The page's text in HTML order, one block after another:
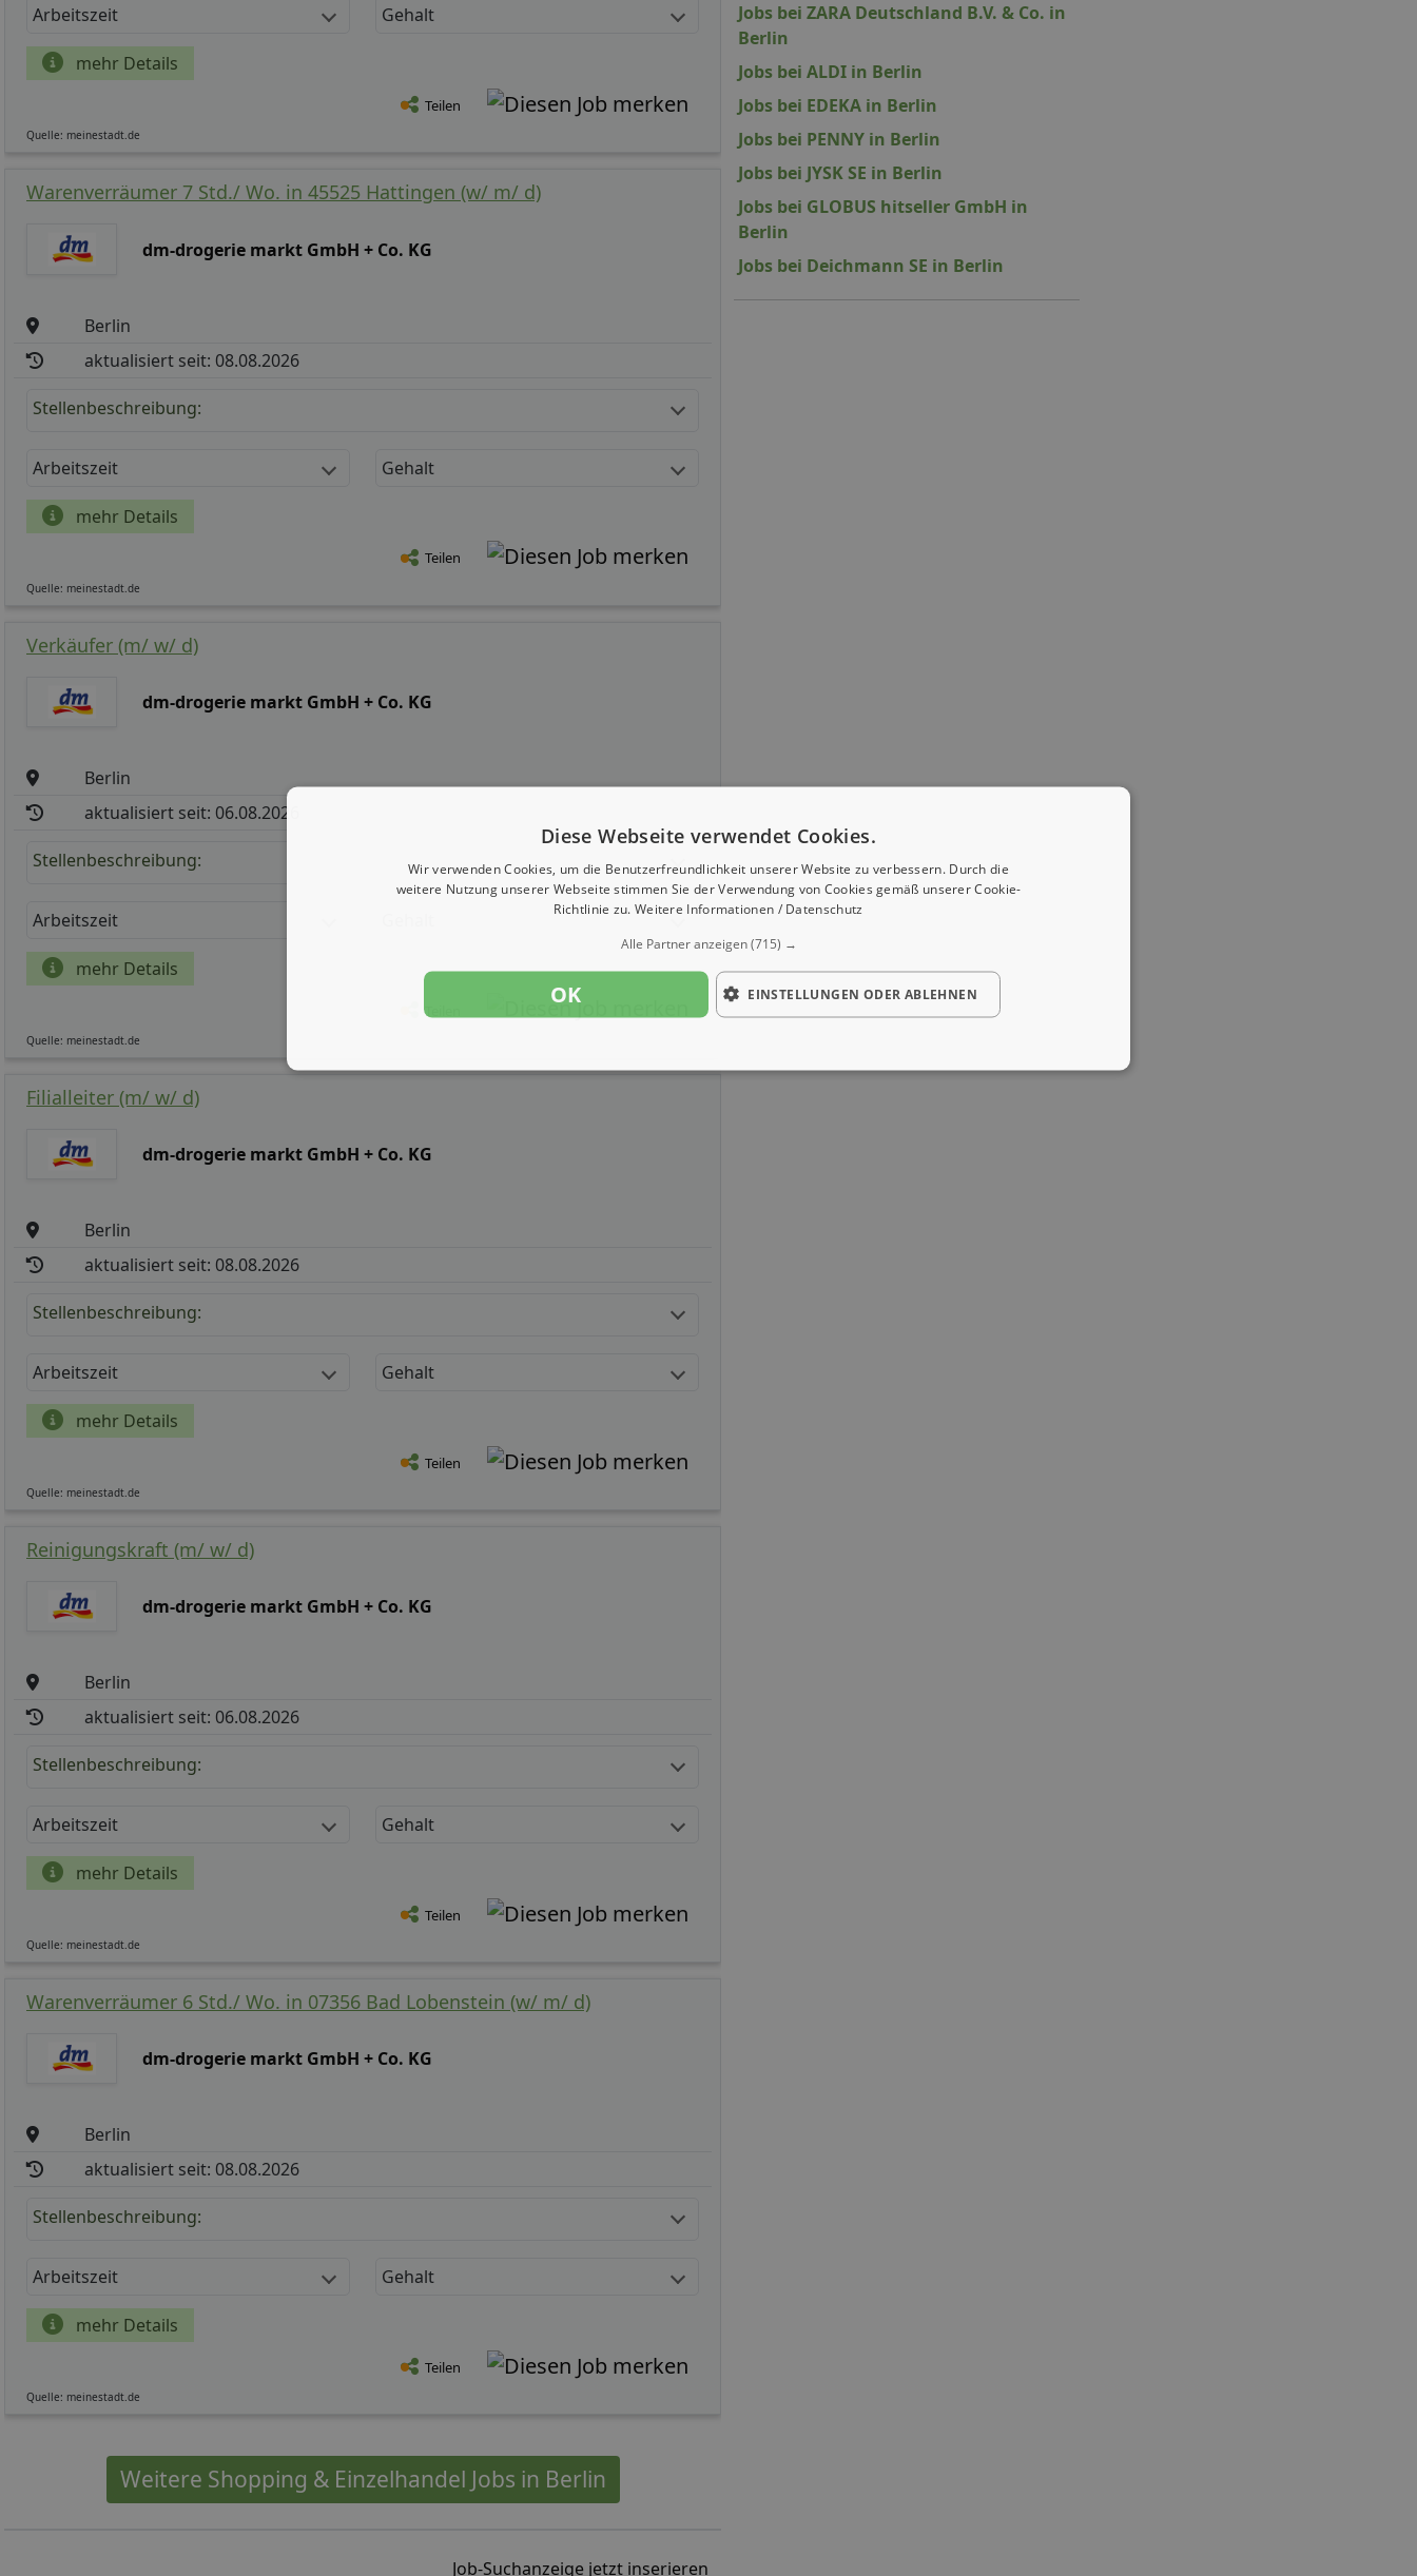
Arbeitszeit Gehalt
mehr Details
Teilen
Quelle: meinestadt.de
Warenverräumer 7 Std./ Wo. in 45525 Hattingen (w/ m/ d)
dm-drogerie markt GmbH + Co. KG
Berlin
aktualisiert seit: 08.08.2026
Stellenbeschreibung:
Arbeitszeit Gehalt
mehr Details
Teilen
Quelle: meinestadt.de
Verkäufer (m/ w/ d)
dm-drogerie markt GmbH + Co. KG
Berlin
aktualisiert seit: 06.08.2026
Stellenbeschreibung:
Arbeitszeit
mehr Details
Teilen
Quelle: meinestadt.de
Filialleiter (m/ w/ d)
dm-drogerie markt GmbH + Co. KG
Berlin
aktualisiert seit: 08.08.2026
Stellenbeschreibung:
Arbeitszeit Gehalt
mehr Details
Teilen
Quelle: meinestadt.de
Reinigungskraft (m/ w/ d)
dm-drogerie markt GmbH + Co. KG
Berlin
aktualisiert seit: 06.08.2026
Stellenbeschreibung:
Arbeitszeit Gehalt
mehr Details
Teilen
Quelle: meinestadt.de
Warenverräumer 6 Std./ Wo. in 07356 Bad Lobenstein (w/ m/ d)
dm-drogerie markt GmbH + Co. KG
Berlin
aktualisiert seit: 08.08.2026
Stellenbeschreibung:
Arbeitszeit Gehalt
mehr Details
Teilen
Quelle: meinestadt.de
Weitere Shopping & Einzelhandel Jobs in Berlin
Job-Suchanzeige jetzt inserieren
Jobs bei ZARA Deutschland B.V. & Co. in
Berlin
Jobs bei ALDI in Berlin
Jobs bei EDEKA in Berlin
Jobs bei PENNY in Berlin
Jobs bei JYSK SE in Berlin
Jobs bei GLOBUS hitseller GmbH in
Berlin
Jobs bei Deichmann SE in Berlin
Diese Webseite verwendet Cookies.
Wir verwenden Cookies, um die Benutzerfreundlichkeit unserer Website zu verbessern. Durch die
weitere Nutzung unserer Webseite stimmen Sie der Verwendung von Cookies gemäß unserer Cookie-
Richtlinie zu. Weitere Informationen / Datenschutz
Alle Partner anzeigen(715) →
OK EINSTELLUNGEN ODER ABLEHNEN